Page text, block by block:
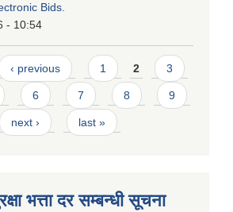
Bids.
- 10:54
‹ previous 1 2 3
6 7 8 9
next › last »
भत्ता दर सम्बन्धी सूचना